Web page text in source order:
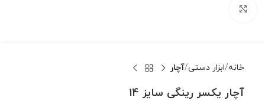
خانه ابزار دستی آچار
آچار یکسر رینگی سایز 14